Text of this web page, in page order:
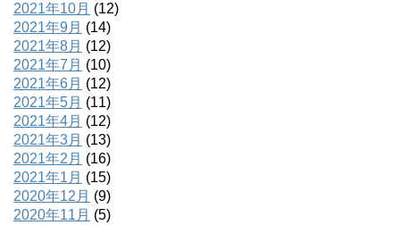
2021年10月 (12)
2021年9月 (14)
2021年8月 (12)
2021年7月 (10)
2021年6月 (12)
2021年5月 (11)
2021年4月 (12)
2021年3月 (13)
2021年2月 (16)
2021年1月 (15)
2020年12月 (9)
2020年11月 (5)